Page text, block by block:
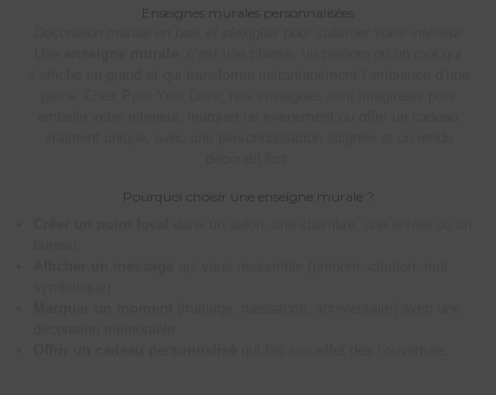
Enseignes murales personnalisées
Pourquoi choisir une enseigne murale ?